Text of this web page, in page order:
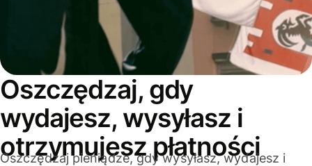
Oszczędzaj, gdy
wydajesz, wysyłasz i
otrzymujesz płatności
Oszczędzaj pieniądze, gdy wysyłasz, wydajesz i